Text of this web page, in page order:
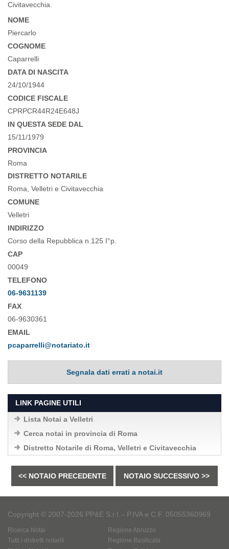
Civitavecchia.
NOME
Piercarlo
COGNOME
Caparrelli
DATA DI NASCITA
24/10/1944
CODICE FISCALE
CPRPCR44R24E648J
IN QUESTA SEDE DAL
15/11/1979
PROVINCIA
Roma
DISTRETTO NOTARILE
Roma, Velletri e Civitavecchia
COMUNE
Velletri
INDIRIZZO
Corso della Repubblica n.125 I°p.
CAP
00049
TELEFONO
06-9631139
FAX
06-9630361
EMAIL
pcaparrelli@notariato.it
Segnala dati errati a notai.it
LINK PAGINE UTILI
Lista Notai a Velletri
Cerca notai in provincia di Roma
Distretto Notarile di Roma, Velletri e Civitavecchia
<< NOTAIO PRECEDENTE NOTAIO SUCCESSIVO >>
Copyright © 2007-2026 PP&E S.r.l. - P.IVA e C.F. 05055360969
Ricerca Notai
Tutti i distretti notarili
Regione Abruzzo
Regione Basilicata